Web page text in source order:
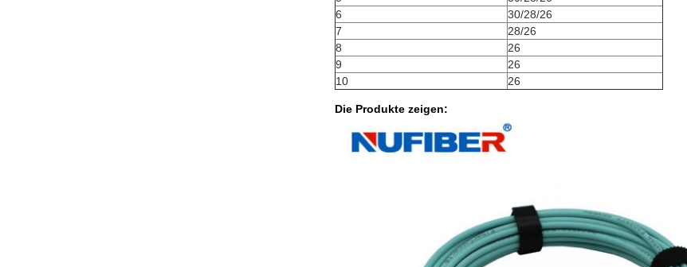
6
30/28/26
7
28/26
8
26
9
26
10
26
Die Produkte zeigen: